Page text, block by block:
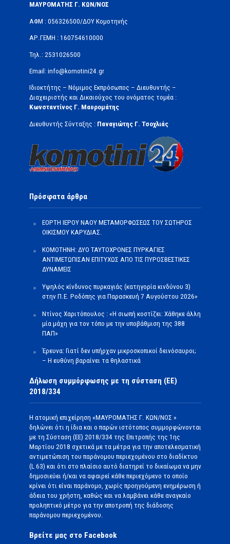
ΜΑΥΡΟΜΑΤΗΣ Γ. ΚΩΝ/ΝΟΣ
ΑΦΜ : 056326500/ΔOΥ Κομοτηνής
ΑΡ.ΓΕΜΗ : 160754610000
Τηλ.: 2531026500
Email: info@komotini24.gr
Ιδιοκτήτης – Νόμιμος Εκπρόσωπος – Διευθυντής –
Διαχειριστής και Δικαιούχος του ονόματος τομέα :
Κωνσταντίνος Γ. Μαυρομάτης
Διευθυντής Σύνταξης : Παναγιώτης Γ. Τσοχλιάς
Πρόσφατα άρθρα
ΕΟΡΤΗ ΙΕΡΟΥ ΝΑΟΥ ΜΕΤΑΜΟΡΦΩΣΕΩΣ ΤΟΥ ΣΩΤΗΡΟΣ
ΟΙΚΙΣΜΟΥ ΚΑΡΥΔΙΑΣ.
ΚΟΜΟΤΗΝΗ: ΔΥΟ ΤΑΥΤΟΧΡΟΝΕΣ ΠΥΡΚΑΓΙΕΣ
ΑΝΤΙΜΕΤΩΠΙΣΑΝ ΕΠΙΤΥΧΩΣ ΑΠΟ ΤΙΣ ΠΥΡΟΣΒΕΣΤΙΚΕΣ
ΔΥΝΑΜΕΙΣ
Υψηλός κίνδυνος πυρκαγιάς (κατηγορία κινδύνου 3)
στην Π.Ε. Ροδόπης για Παρασκευή 7 Αυγούστου 2026»
Ντίνος Χαριτόπουλος : «Η σιωπή κοστίζει: Χάθηκε άλλη
μία μάχη για τον τόπο με την υποβάθμιση της 388
ΠΑΠ»
Έρευνα: Γιατί δεν υπήρχαν μικροσκοπικοί δεινόσαυροι;
– Η ευθύνη βαραίνει τα θηλαστικά
Δήλωση συμμόρφωσης με τη σύσταση (ΕΕ)
2018/334
Η ατομική επιχείρηση «ΜΑΥΡΟΜΑΤΗΣ Γ. ΚΩΝ/ΝΟΣ »
δηλώνει ότι η ίδια και ο παρών ιστότοπος συμμορφώνονται
με τη Σύσταση (ΕΕ) 2018/334 της Επιτροπής της 1ης
Μαρτίου 2018 σχετικά με τα μέτρα για την αποτελεσματική
αντιμετώπιση του παράνομου περιεχομένου στο διαδίκτυο
(L 63) και ότι στο πλαίσιο αυτό διατηρεί το δικαίωμα να μην
δημοσιεύει ή/και να αφαιρεί κάθε περιεχόμενο το οποίο
κρίνει ότι είναι παράνομο, χωρίς προηγούμενη ενημέρωση ή
άδεια του χρήστη, καθώς και να λαμβάνει κάθε αναγκαίο
προληπτικό μέτρο για την αποτροπή της διάδοσης
παράνομου περιεχομένου.
Βρείτε μας στο Facebook